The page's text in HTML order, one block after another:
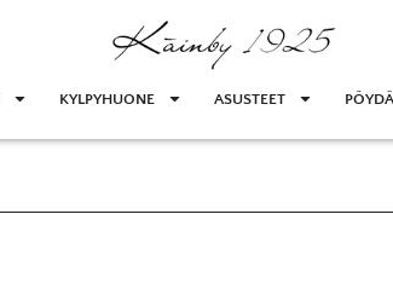
KYLPYHUONE ASUSTEET